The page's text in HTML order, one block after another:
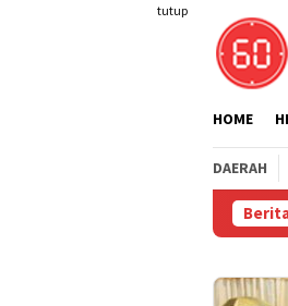
tutup
HOME
DAERAH